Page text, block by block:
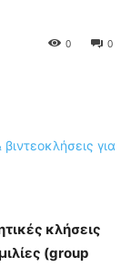
0
0
κλήσεις
(group